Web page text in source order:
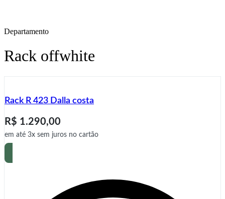
Departamento
Rack offwhite
Rack R 423 Dalla costa
R$ 1.290,00
em até 3x sem juros no cartão